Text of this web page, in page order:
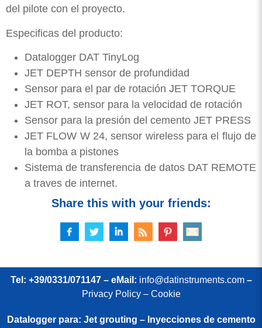
del pilote con el proyecto.
Especificas del producto:
Datalogger DAT TinyLog
JET DEPTH sensor de profundidad
Sensor para el par de rotación JET TORQUE
JET ROT, sensor para la velocidad de rotación
Sensor para la presión del cemento JET PRESS
JET FLOW W 24, sensor wireless para el flujo de
la bomba a pistones
Sistema de transferencia de datos DAT REMOTE
a traves de internet.
Share this with your friends:
Tel: +39/0331/071147 – eMail: info@datinstruments.com–
Privacy Policy – Cookie
Datalogger para: Jet grouting – Inyecciones de cemento